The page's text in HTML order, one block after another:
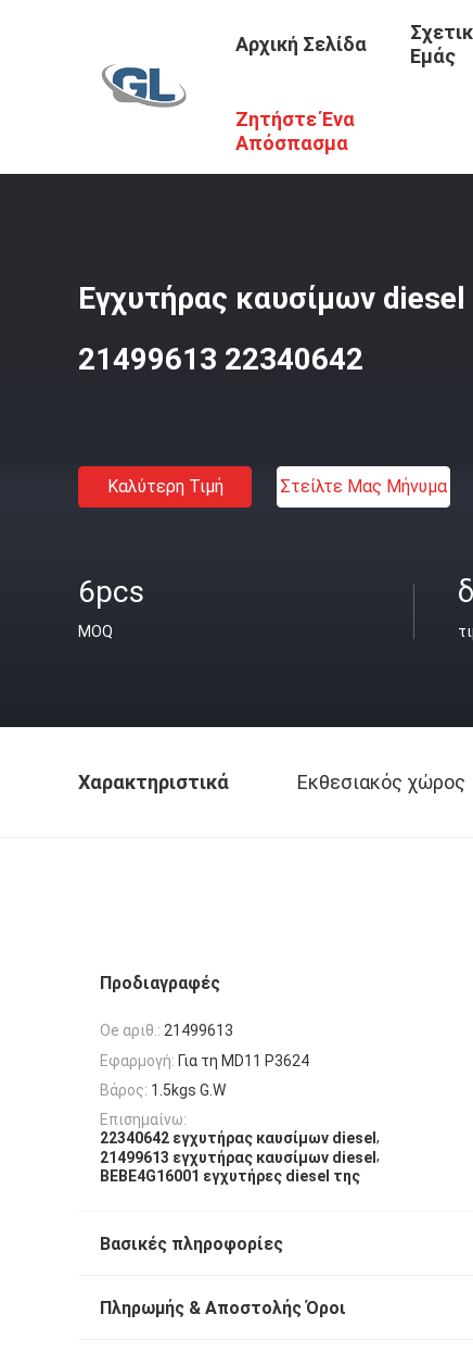
Αρχική Σελίδα
Εμάς
Ζητήστε Ένα
Απόσπασμα
Προϊόντα / Εισχυτήρες Για Φορτηγά
Εγχυτήρας καυσίμων diesel
21499613 22340642
Καλύτερη Τιμή Στείλτε Μας Μήνυμα
6pcs
MOQ
Χαρακτηριστικά Εκθεσιακός χώρος
Προδιαγραφές
Oe αριθ.: 21499613
Εφαρμογή: Για τη MD11 P3624
Βάρος: 1.5kgs G.W
Επισημαίνω:
22340642 εγχυτήρας καυσίμων diesel ,
21499613 εγχυτήρας καυσίμων diesel ,
BEBE4G16001 εγχυτήρες diesel της
Βασικές πληροφορίες
Πληρωμής & Αποστολής Όροι